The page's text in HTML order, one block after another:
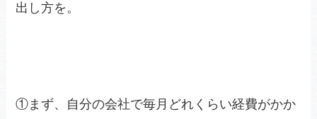
出し方を。
①まず、自分の会社で毎月どれくらい経費がかか